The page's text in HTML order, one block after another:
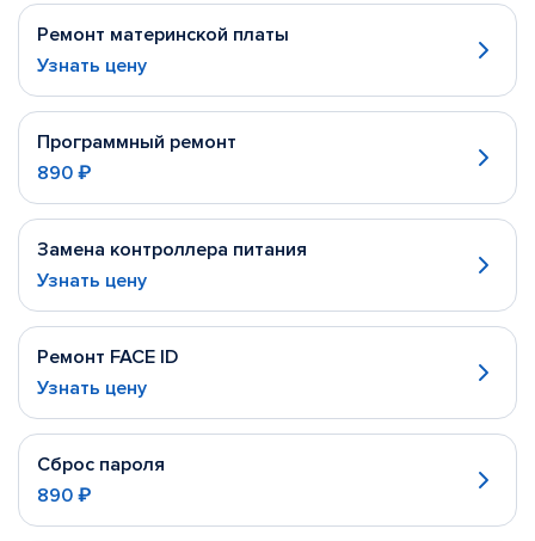
Ремонт материнской платы
Узнать цену
Программный ремонт
890 ₽
Замена контроллера питания
Узнать цену
Ремонт FACE ID
Узнать цену
Сброс пароля
890 ₽